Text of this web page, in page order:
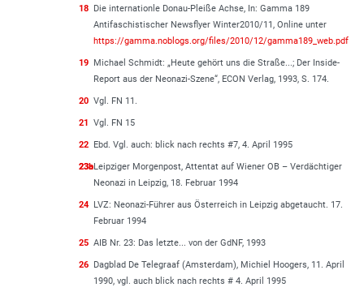
18 Die internationle Donau-Pleiße Achse, In: Gamma 189
Antifaschistischer Newsflyer Winter2010/11, Online unter
https://gamma.noblogs.org/files/2010/12/gamma189_web.pdf
19 Michael Schmidt: „Heute gehört uns die Straße...; Der Inside-
Report aus der Neonazi-Szene“, ECON Verlag, 1993, S. 174.
20 Vgl. FN 11.
21 Vgl. FN 15
22 Ebd. Vgl. auch: blick nach rechts #7, 4. April 1995
23a
23bLeipziger Morgenpost, Attentat auf Wiener OB – Verdächtiger
Neonazi in Leipzig, 18. Februar 1994
24 LVZ: Neonazi-Führer aus Österreich in Leipzig abgetaucht. 17.
Februar 1994
25 AIB Nr. 23: Das letzte... von der GdNF, 1993
26 Dagblad De Telegraaf (Amsterdam), Michiel Hoogers, 11. April
1990, vgl. auch blick nach rechts # 4. April 1995